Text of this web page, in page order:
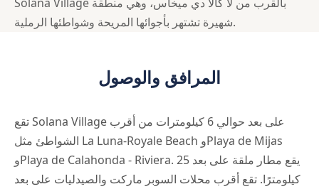
شهيرة تشتهر بأجوائها المريحة وشواطئها الرملية.
المرافق والوصول
تقع Solana Village على بعد حوالي 6 كيلومترات من أقرب
الشواطئ مثل La Luna-Royale Beach وPlaya de Mijas
وPlaya de Calahonda - Riviera. يقع مطار ملقة على بعد 25
كيلومترًا. تقع أقرب محلات السوبر ماركت والصيدليات على بعد